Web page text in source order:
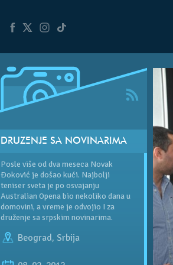
DRUŽENJE SA NOVINARIMA
Posle više od dva meseca Novak
Đoković je došao kući. Najbolji
teniser sveta je po osvajanju
Australian Opena bio nekoliko dana u
domovini, a vreme je odvojio I za
druženje sa srpskim novinarima.
Beograd, Srbija